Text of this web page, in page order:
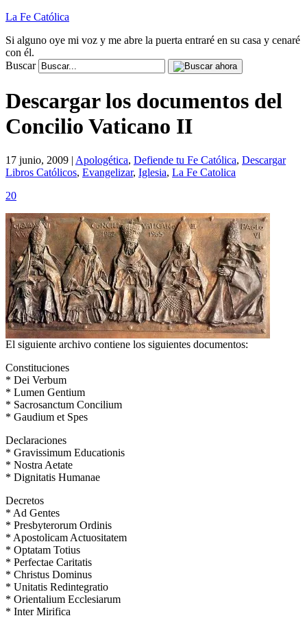
La Fe Católica
Si alguno oye mi voz y me abre la puerta entraré en su casa y cenaré
con él.
Buscar
Descargar los documentos del
Concilio Vaticano II
17 junio, 2009 | Apologética, Defiende tu Fe Católica, Descargar
Libros Católicos, Evangelizar, Iglesia, La Fe Catolica
20
El siguiente archivo contiene los siguientes documentos:
Constituciones
* Dei Verbum
* Lumen Gentium
* Sacrosanctum Concilium
* Gaudium et Spes
Declaraciones
* Gravissimum Educationis
* Nostra Aetate
* Dignitatis Humanae
Decretos
* Ad Gentes
* Presbyterorum Ordinis
* Apostolicam Actuositatem
* Optatam Totius
* Perfectae Caritatis
* Christus Dominus
* Unitatis Redintegratio
* Orientalium Ecclesiarum
* Inter Mirifica